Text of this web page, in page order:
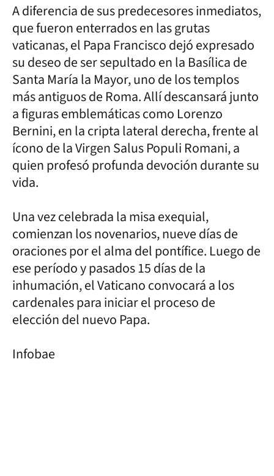
A diferencia de sus predecesores inmediatos,
que fueron enterrados en las grutas
vaticanas, el Papa Francisco dejó expresado
su deseo de ser sepultado en la Basílica de
Santa María la Mayor, uno de los templos
más antiguos de Roma. Allí descansará junto
a figuras emblemáticas como Lorenzo
Bernini, en la cripta lateral derecha, frente al
ícono de la Virgen Salus Populi Romani, a
quien profesó profunda devoción durante su
vida.
Una vez celebrada la misa exequial,
comienzan los novenarios, nueve días de
oraciones por el alma del pontífice. Luego de
ese período y pasados 15 días de la
inhumación, el Vaticano convocará a los
cardenales para iniciar el proceso de
elección del nuevo Papa.
Infobae